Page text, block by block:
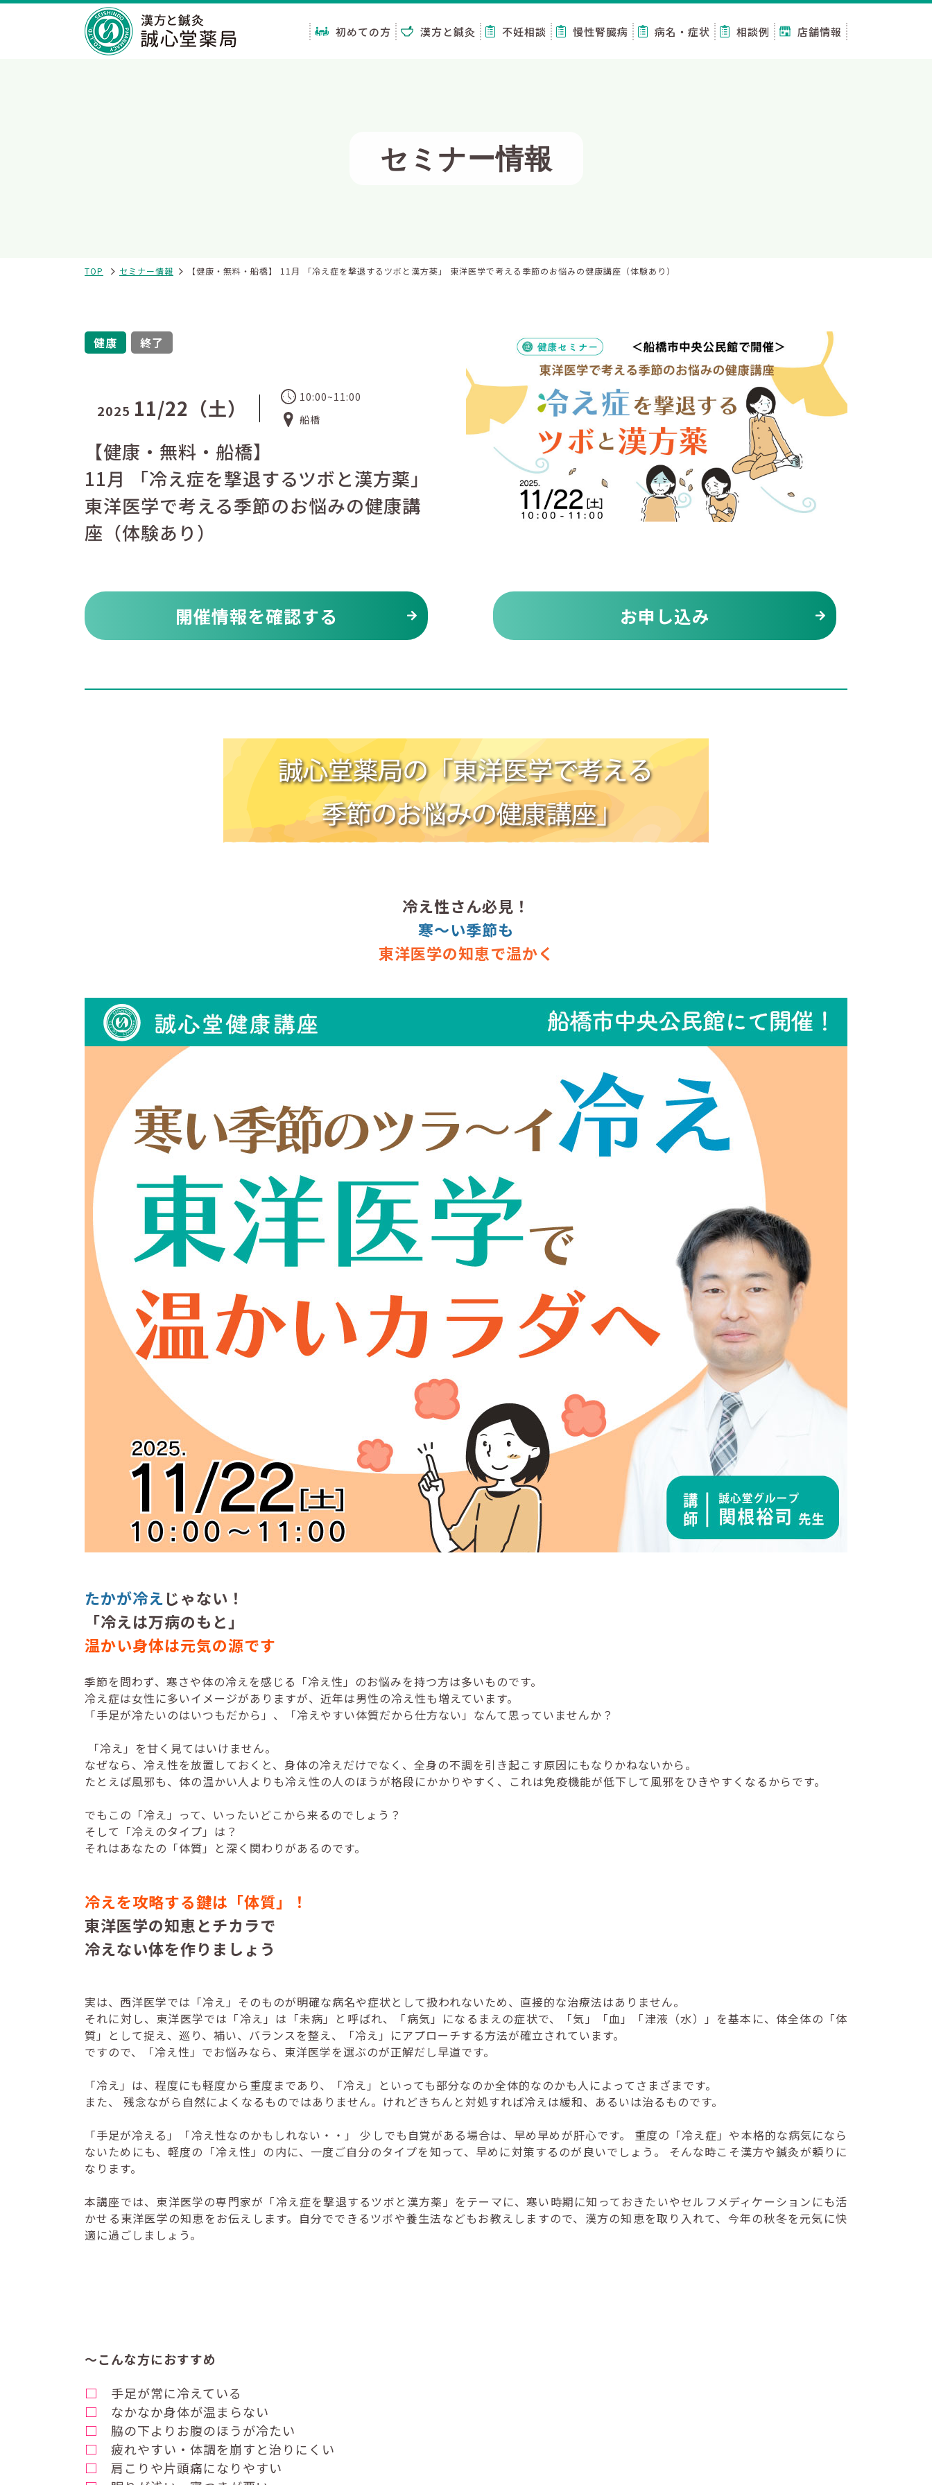
初めての方 漢方と鍼灸 不妊相談 慢性腎臓病 病名・症状 相談例 店舗情報
セミナー情報
TOP セミナー情報 【健康・無料・船橋】 11月 「冷え症を撃退するツボと漢方薬」 東洋医学で考える季節のお悩みの健康講座（体験あり）
健康 終了
2025 11/22（土）
10:00~11:00
船橋
【健康・無料・船橋】
11月 「冷え症を撃退するツボと漢方薬」
東洋医学で考える季節のお悩みの健康講
座（体験あり）
開催情報を確認する お申し込み
冷え性さん必見！
寒～い季節も
東洋医学の知恵で温かく
たかが冷えじゃない！
「冷えは万病のもと」
温かい身体は元気の源です
季節を問わず、寒さや体の冷えを感じる「冷え性」のお悩みを持つ方は多いものです。
冷え症は女性に多いイメージがありますが、近年は男性の冷え性も増えています。
「手足が冷たいのはいつもだから」、「冷えやすい体質だから仕方ない」なんて思っていませんか？
「冷え」を甘く見てはいけません。
なぜなら、冷え性を放置しておくと、身体の冷えだけでなく、全身の不調を引き起こす原因にもなりかねないから。
たとえば風邪も、体の温かい人よりも冷え性の人のほうが格段にかかりやすく、これは免疫機能が低下して風邪をひきやすくなるからです。
でもこの「冷え」って、いったいどこから来るのでしょう？
そして「冷えのタイプ」は？
それはあなたの「体質」と深く関わりがあるのです。
冷えを攻略する鍵は「体質」！
東洋医学の知恵とチカラで
冷えない体を作りましょう
実は、西洋医学では「冷え」そのものが明確な病名や症状として扱われないため、直接的な治療法はありません。
それに対し、東洋医学では「冷え」は「未病」と呼ばれ、「病気」になるまえの症状で、「気」「血」「津液（水）」を基本に、体全体の「体
質」として捉え、巡り、補い、バランスを整え、「冷え」にアプローチする方法が確立されています。
ですので、「冷え性」でお悩みなら、東洋医学を選ぶのが正解だし早道です。
「冷え」は、程度にも軽度から重度まであり、「冷え」といっても部分なのか全体的なのかも人によってさまざまです。
また、 残念ながら自然によくなるものではありません。けれどきちんと対処すれば冷えは緩和、あるいは治るものです。
「手足が冷える」「冷え性なのかもしれない・・」 少しでも自覚がある場合は、早め早めが肝心です。 重度の「冷え症」や本格的な病気になら
ないためにも、軽度の「冷え性」の内に、一度ご自分のタイプを知って、早めに対策するのが良いでしょう。 そんな時こそ漢方や鍼灸が頼りに
なります。
本講座では、東洋医学の専門家が「冷え症を撃退するツボと漢方薬」をテーマに、寒い時期に知っておきたいやセルフメディケーションにも活
かせる東洋医学の知恵をお伝えします。自分でできるツボや養生法などもお教えしますので、漢方の知恵を取り入れて、今年の秋冬を元気に快
適に過ごしましょう。
～こんな方におすすめ
□ 手足が常に冷えている
□ なかなか身体が温まらない
□ 脇の下よりお腹のほうが冷たい
□ 疲れやすい・体調を崩すと治りにくい
□ 肩こりや片頭痛になりやすい